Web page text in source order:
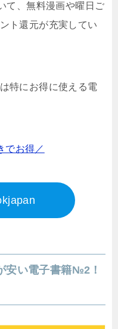
て、無料漫画や曜日ご
ト還元が充実してい
特にお得に使える電
でお得／
安い電子書籍№2！